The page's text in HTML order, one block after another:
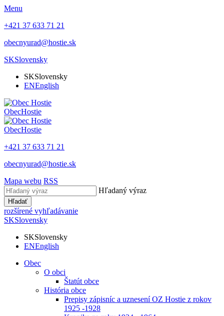
Menu
+421 37 633 71 21
obecnyurad@hostie.sk
SKSlovensky
SKSlovensky
ENEnglish
ObecHostie
ObecHostie
+421 37 633 71 21
obecnyurad@hostie.sk
Mapa webu RSS
Hľadaný výraz
Hľadať
rozšírené vyhľadávanie
SKSlovensky
SKSlovensky
ENEnglish
Obec
O obci
Štatút obce
História obce
Prepisy zápisníc a uznesení OZ Hostie z rokov
1925 -1928